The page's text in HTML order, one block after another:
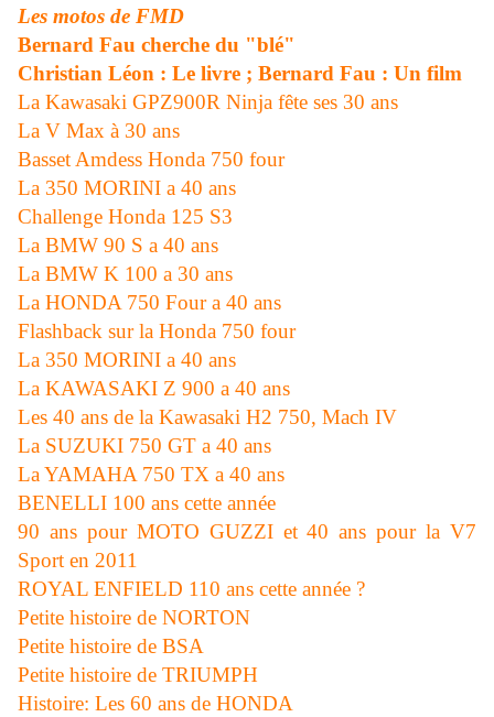
Les motos de FMD
Bernard Fau cherche du "blé"
Christian Léon : Le livre ; Bernard Fau : Un film
La Kawasaki GPZ900R Ninja fête ses 30 ans
La V Max à 30 ans
Basset Amdess Honda 750 four
La 350 MORINI a 40 ans
Challenge Honda 125 S3
La BMW 90 S a 40 ans
La BMW K 100 a 30 ans
La HONDA 750 Four a 40 ans
Flashback sur la Honda 750 four
La 350 MORINI a 40 ans
La KAWASAKI Z 900 a 40 ans
Les 40 ans de la Kawasaki H2 750, Mach IV
La SUZUKI 750 GT a 40 ans
La YAMAHA 750 TX a 40 ans
BENELLI 100 ans cette année
90 ans pour MOTO GUZZI et 40 ans pour la V7
Sport en 2011
ROYAL ENFIELD 110 ans cette année ?
Petite histoire de NORTON
Petite histoire de BSA
Petite histoire de TRIUMPH
Histoire: Les 60 ans de HONDA